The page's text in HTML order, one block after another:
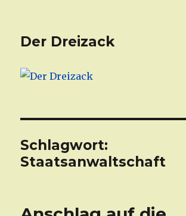
Der Dreizack
Schlagwort:
Staatsanwaltschaft